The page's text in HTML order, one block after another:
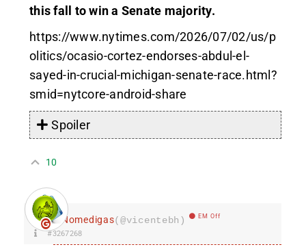
this fall to win a Senate majority.
https://www.nytimes.com/2026/07/02/us/p
olitics/ocasio-cortez-endorses-abdul-el-
sayed-in-crucial-michigan-senate-race.html?
smid=nytcore-android-share
Spoiler
10
Nomedigas(@vicentebh) EM Off
#3267268